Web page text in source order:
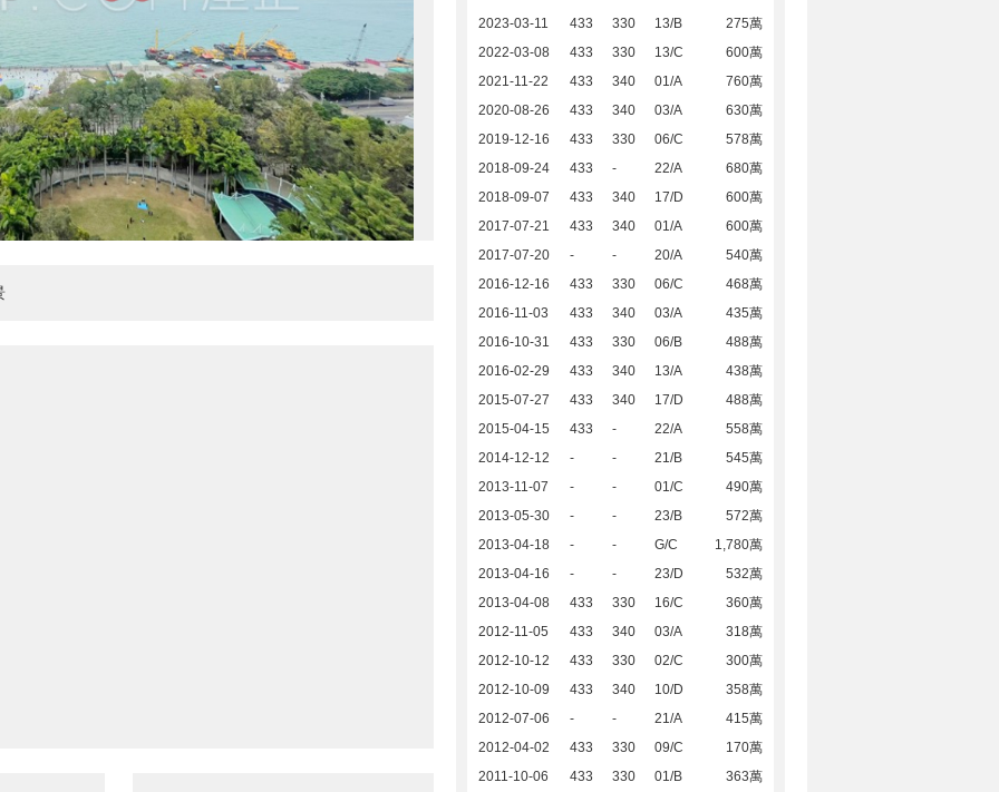
2023-03-11 433 330 13/B
275萬
2022-03-08
433 330 13/C
600萬
2021-11-22
433 340 01/A
760萬
2020-08-26
433 340 03/A
630萬
2019-12-16
433 330 06/C
578萬
2018-09-24
433 - 22/A
680萬
2018-09-07
433 340 17/D
600萬
2017-07-21
433 340 01/A
600萬
2017-07-20
- - 20/A
540萬
2016-12-16
433 330 06/C
468萬
2016-11-03
433 340 03/A
435萬
2016-10-31
433 330 06/B
488萬
2016-02-29
433 340 13/A
438萬
2015-07-27
433 340 17/D
488萬
2015-04-15
433 - 22/A
558萬
2014-12-12
- - 21/B
545萬
2013-11-07
- - 01/C
490萬
2013-05-30
- - 23/B
572萬
2013-04-18
- - G/C
1,780萬
2013-04-16
- - 23/D
532萬
2013-04-08
433 330 16/C
360萬
2012-11-05
433 340 03/A
318萬
2012-10-12
433 330 02/C
300萬
2012-10-09
433 340 10/D
358萬
2012-07-06
- - 21/A
415萬
2012-04-02
433 330 09/C
170萬
2011-10-06
433 330 01/B
363萬